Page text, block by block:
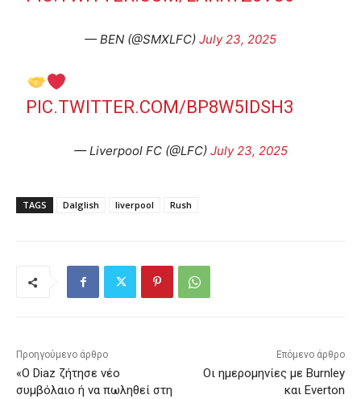
— BEN (@SMXLFC) July 23, 2025
PIC.TWITTER.COM/BP8W5IDSH3
— Liverpool FC (@LFC) July 23, 2025
TAGS Dalglish liverpool Rush
Προηγούμενο άρθρο
«Ο Diaz ζήτησε νέο
συμβόλαιο ή να πωληθεί στη
Επόμενο άρθρο
Οι ημερομηνίες με Burnley
και Everton